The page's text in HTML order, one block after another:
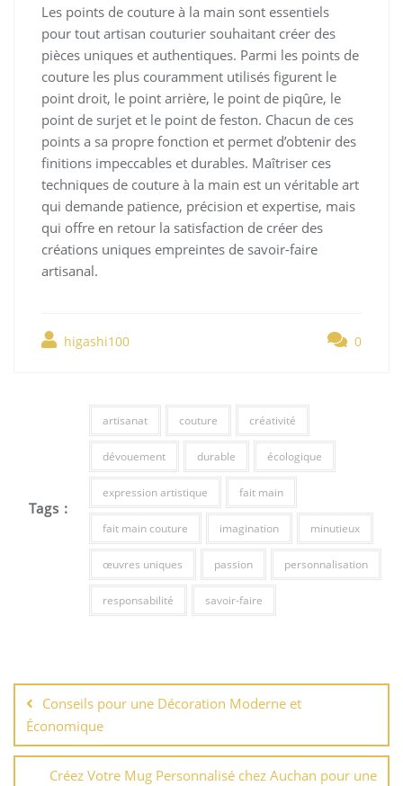
Les points de couture à la main sont essentiels
pour tout artisan couturier souhaitant créer des
pièces uniques et authentiques. Parmi les points de
couture les plus couramment utilisés figurent le
point droit, le point arrière, le point de piqûre, le
point de surjet et le point de feston. Chacun de ces
points a sa propre fonction et permet d’obtenir des
finitions impeccables et durables. Maîtriser ces
techniques de couture à la main est un véritable art
qui demande patience, précision et expertise, mais
qui offre en retour la satisfaction de créer des
créations uniques empreintes de savoir-faire
artisanal.
higashi100 0
Tags :
artisanat couture créativité
dévouement durable écologique
expression artistique fait main
fait main couture imagination minutieux
œuvres uniques passion personnalisation
responsabilité savoir-faire
de
l’article
Conseils pour une Décoration Moderne et
Économique
Créez Votre Mug Personnalisé chez Auchan pour une